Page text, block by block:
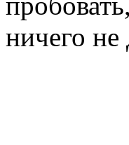
ничего не